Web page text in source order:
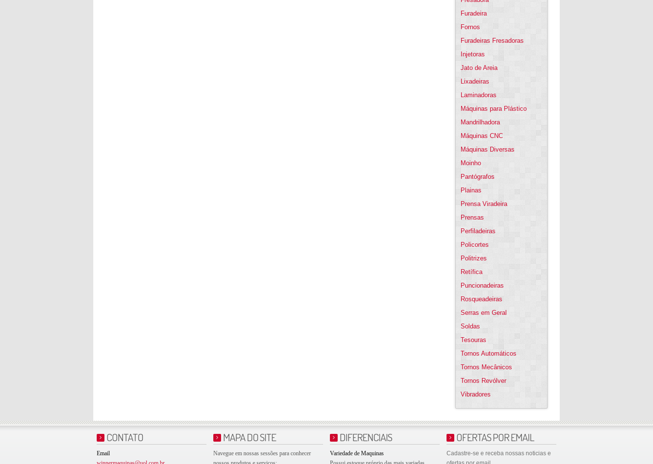
Furadeira
Fornos
Furadeiras Fresadoras
Injetoras
Jato de Areia
Lixadeiras
Laminadoras
Máquinas para Plástico
Mandrilhadora
Máquinas CNC
Máquinas Diversas
Moinho
Pantógrafos
Plainas
Prensa Viradeira
Prensas
Perfiladeiras
Policortes
Politrizes
Retífica
Puncionadeiras
Rosqueadeiras
Serras em Geral
Soldas
Tesouras
Tornos Automáticos
Tornos Mecânicos
Tornos Revólver
Vibradores
CONTATO
Email
MAPA DO SITE
Navegue em nossas sessões para conhecer
DIFERENCIAIS
Variedade de Maquinas
OFERTAS POR EMAIL
Cadastre-se e receba nossas noticias e